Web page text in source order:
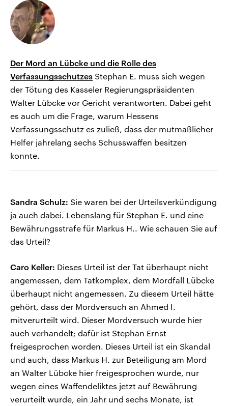
Der Mord an Lübcke und die Rolle des
Verfassungsschutzes Stephan E. muss sich wegen
der Tötung des Kasseler Regierungspräsidenten
Walter Lübcke vor Gericht verantworten. Dabei geht
es auch um die Frage, warum Hessens
Verfassungsschutz es zuließ, dass der mutmaßlicher
Helfer jahrelang sechs Schusswaffen besitzen
konnte.
Sandra Schulz: Sie waren bei der Urteilsverkündigung
ja auch dabei. Lebenslang für Stephan E. und eine
Bewährungsstrafe für Markus H.. Wie schauen Sie auf
das Urteil?
Caro Keller: Dieses Urteil ist der Tat überhaupt nicht
angemessen, dem Tatkomplex, dem Mordfall Lübcke
überhaupt nicht angemessen. Zu diesem Urteil hätte
gehört, dass der Mordversuch an Ahmed I.
mitverurteilt wird. Dieser Mordversuch wurde hier
auch verhandelt; dafür ist Stephan Ernst
freigesprochen worden. Dieses Urteil ist ein Skandal
und auch, dass Markus H. zur Beteiligung am Mord
an Walter Lübcke hier freigesprochen wurde, nur
wegen eines Waffendeliktes jetzt auf Bewährung
verurteilt wurde, ein Jahr und sechs Monate, ist